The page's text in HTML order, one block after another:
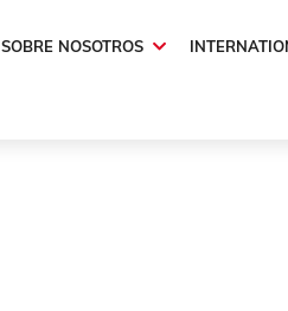
SOBRE NOSOTROS